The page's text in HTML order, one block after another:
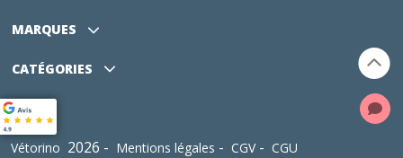
MARQUES
CATÉGORIES
Vétorino 2026 - Mentions légales - CGV- CGU